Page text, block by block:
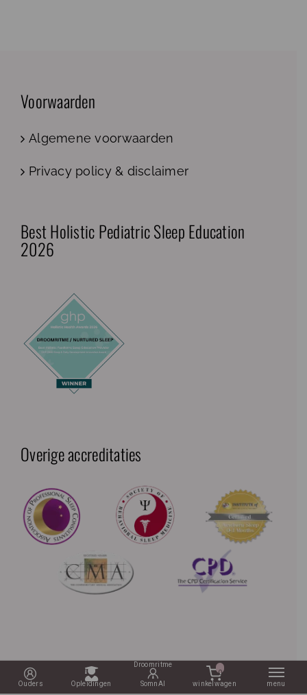
Voorwaarden
Algemene voorwaarden
Privacy policy & disclaimer
Best Holistic Pediatric Sleep Education
2026
Overige accreditaties
0